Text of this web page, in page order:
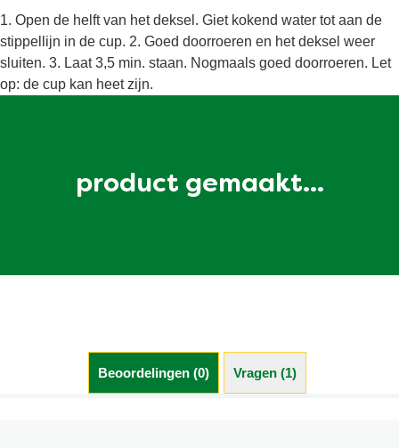
1. Open de helft van het deksel. Giet kokend water tot aan de
stippellijn in de cup. 2. Goed doorroeren en het deksel weer
sluiten. 3. Laat 3,5 min. staan. Nogmaals goed doorroeren. Let
op: de cup kan heet zijn.
product gemaakt...
Beoordelingen (0) Vragen (1)